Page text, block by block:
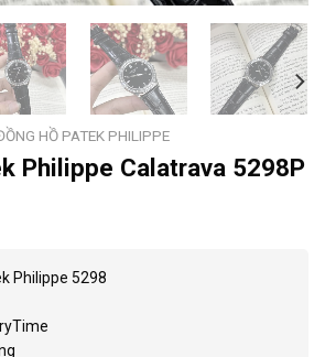
HỒ PATEK PHILIPPE
Philippe Calatrava 5298P
Philippe 5298